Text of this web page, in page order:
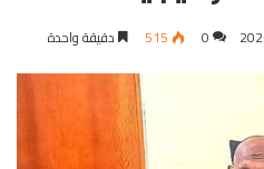
0
515 دقيقة واحدة